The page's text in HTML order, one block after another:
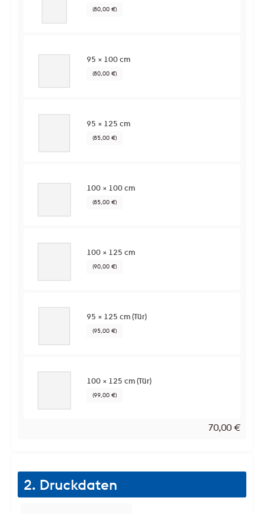
(80,00 €)
95 × 100 cm
(80,00 €)
95 × 125 cm
(85,00 €)
100 × 100 cm
(85,00 €)
100 × 125 cm
(90,00 €)
95 × 125 cm (Tür)
(95,00 €)
100 × 125 cm (Tür)
(99,00 €)
70,00 €
2. Druckdaten